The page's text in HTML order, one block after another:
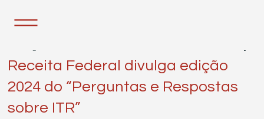
Receita Federal divulga edição
2024 do “Perguntas e Respostas
sobre ITR”